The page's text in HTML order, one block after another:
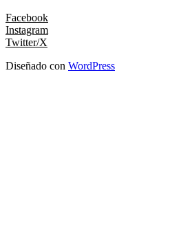
Facebook
Instagram
Twitter/X
Diseñado con WordPress